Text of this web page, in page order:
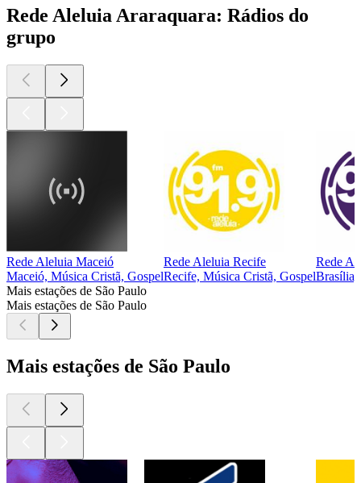
Rede Aleluia Araraquara: Rádios do
grupo
Rede Aleluia Maceió
Maceió, Música Cristã, Gospel
Rede Aleluia Recife
Recife, Música Cristã, Gospel
Rede
Brasília,
Mais estações de São Paulo
Mais estações de São Paulo
Mais estações de São Paulo